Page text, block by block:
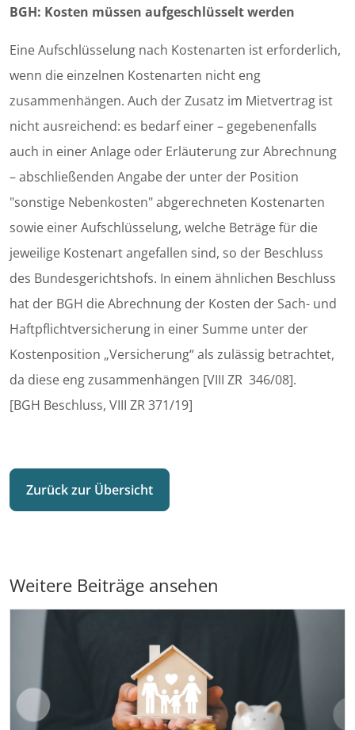
BGH: Kosten müssen aufgeschlüsselt werden
Eine Aufschlüsselung nach Kostenarten ist erforderlich,
wenn die einzelnen Kostenarten nicht eng
zusammenhängen. Auch der Zusatz im Mietvertrag ist
nicht ausreichend: es bedarf einer – gegebenenfalls
auch in einer Anlage oder Erläuterung zur Abrechnung
– abschließenden Angabe der unter der Position
"sonstige Nebenkosten" abgerechneten Kostenarten
sowie einer Aufschlüsselung, welche Beträge für die
jeweilige Kostenart angefallen sind, so der Beschluss
des Bundesgerichtshofs. In einem ähnlichen Beschluss
hat der BGH die Abrechnung der Kosten der Sach- und
Haftpflichtversicherung in einer Summe unter der
Kostenposition „Versicherung“ als zulässig betrachtet,
da diese eng zusammenhängen [VIII ZR 346/08].
[BGH Beschluss, VIII ZR 371/19]
Zurück zur Übersicht
Weitere Beiträge ansehen